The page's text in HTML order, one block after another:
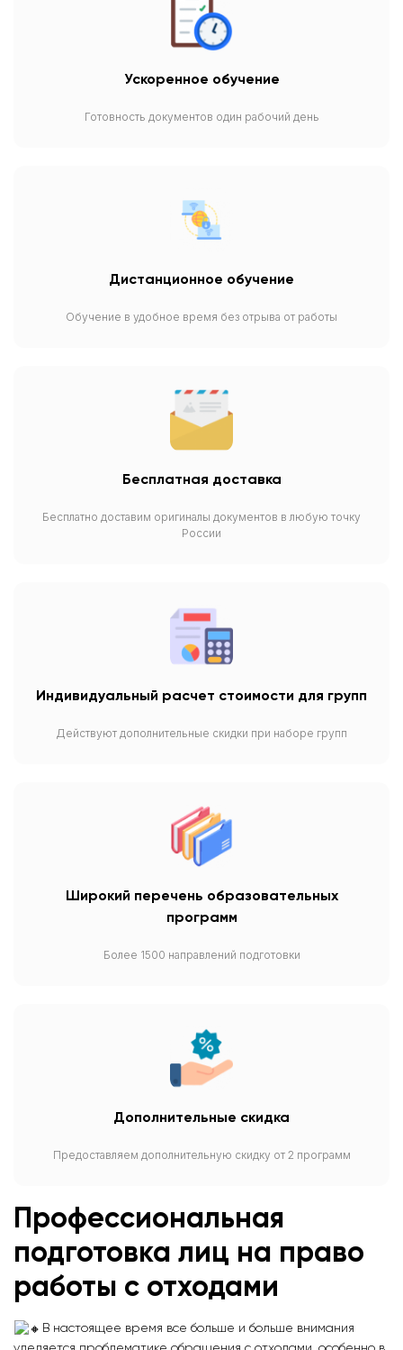
Ускоренное обучение
Готовность документов один рабочий день
Дистанционное обучение
Обучение в удобное время без отрыва от работы
Бесплатная доставка
Бесплатно доставим оригиналы документов в любую точку
России
Индивидуальный расчет стоимости для групп
Действуют дополнительные скидки при наборе групп
Широкий перечень образовательных
программ
Более 1500 направлений подготовки
Дополнительные скидка
Предоставляем дополнительную скидку от 2 программ
Профессиональная
подготовка лиц на право
работы с отходами
В настоящее время все больше и больше внимания